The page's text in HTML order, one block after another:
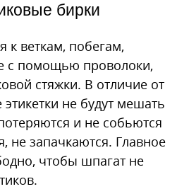
бирки
к веткам, побегам,
с помощью проволоки,
стяжки. В отличие от
не будут мешать
и не собьются
не запачкаются. Главное
чтобы шпагат не